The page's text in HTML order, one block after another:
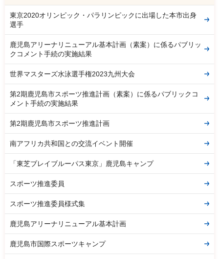
東京2020オリンピック・パラリンピックに出場した本市出身
選手
鹿児島アリーナリニューアル基本計画（素案）に係るパブリッ
クコメント手続の実施結果
世界マスターズ水泳選手権2023九州大会
第2期鹿児島市スポーツ推進計画（素案）に係るパブリックコ
メント手続の実施結果
第2期鹿児島市スポーツ推進計画
南アフリカ共和国との交流イベント開催
「東芝ブレイブルーパス東京」鹿児島キャンプ
スポーツ推進委員
スポーツ推進委員様式集
鹿児島アリーナリニューアル基本計画
鹿児島市国際スポーツキャンプ